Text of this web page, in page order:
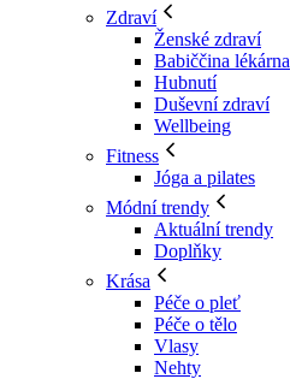
Zdraví
Ženské zdraví
Babiččina lékárna
Hubnutí
Duševní zdraví
Wellbeing
Fitness
Jóga a pilates
Módní trendy
Aktuální trendy
Doplňky
Krása
Péče o pleť
Péče o tělo
Vlasy
Nehty